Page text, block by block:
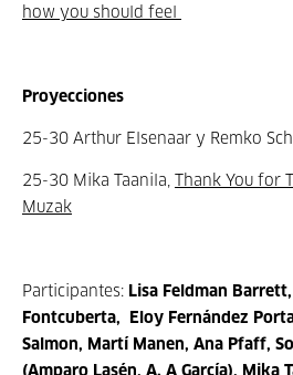
how you should feel
Proyecciones
25-30 Arthur Elsenaar y Remko
25-30 Mika Taanila,
Thank You for
Muzak
Participantes: Lisa Feldman Barrett,
Fontcuberta,
Eloy Fernández
Salmon, Martí Manen, Ana Pfaff,
(Amparo Lasén, A. A García), Mika